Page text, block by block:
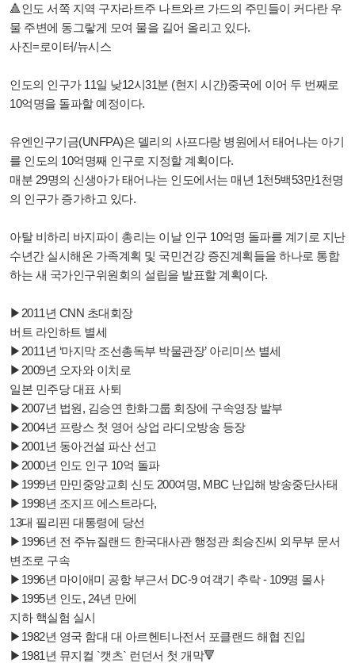
🔺️인도 서쪽 지역 구자라트주 나트와르 가드의 주민들이 커다란 우
물 주변에 동그랗게 모여 물을 길어 올리고 있다.
사진=로이터/뉴시스
인도의 인구가 11일 낮12시31분 (현지 시간)중국에 이어 두 번째로
10억명을 돌파할 예정이다.
유엔인구기금(UNFPA)은 델리의 사프다랑 병원에서 태어나는 아기
를 인도의 10억명째 인구로 지정할 계획이다.
매분 29명의 신생아가 태어나는 인도에서는 매년 1천5백53만1천명
의 인구가 증가하고 있다.
아탈 비하리 바지파이 총리는 이날 인구 10억명 돌파를 계기로 지난
수년간 실시해온 가족계획 및 국민건강 증진계획들을 하나로 통합
하는 새 국가인구위원회의 설립을 발표할 계획이다.
▶2011년 CNN 초대회장
버트 라인하트 별세
▶2011년 ‘마지막 조선총독부 박물관장’ 아리미쓰 별세
▶2009년 오자와 이치로
일본 민주당 대표 사퇴
▶2007년 법원, 김승연 한화그룹 회장에 구속영장 발부
▶2004년 프랑스 첫 영어 상업 라디오방송 등장
▶2001년 동아건설 파산 선고
▶2000년 인도 인구 10억 돌파
▶1999년 만민중앙교회 신도 200여명, MBC 난입해 방송중단사태
▶1998년 조지프 에스트라다,
13대 필리핀 대통령에 당선
▶1996년 전 주뉴질랜드 한국대사관 행정관 최승진씨 외무부 문서
변조로 구속
▶1996년 마이애미 공항 부근서 DC-9 여객기 추락 - 109명 몰사
▶1995년 인도, 24년 만에
지하 핵실험 실시
▶1982년 영국 함대 대 아르헨티나전서 포클랜드 해협 진입
▶1981년 뮤지컬 `캣츠` 런던서 첫 개막🔻